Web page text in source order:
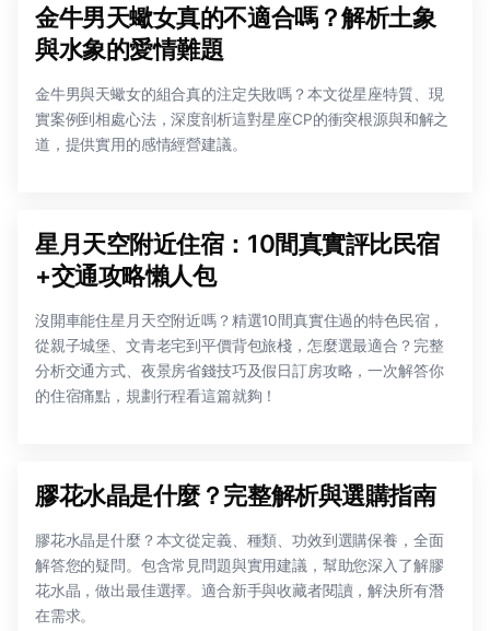
金牛男天蠍女真的不適合嗎？解析土象
與水象的愛情難題
金牛男與天蠍女的組合真的注定失敗嗎？本文從星座特質、現
實案例到相處心法，深度剖析這對星座CP的衝突根源與和解之
道，提供實用的感情經營建議。
星月天空附近住宿：10間真實評比民宿
+交通攻略懶人包
沒開車能住星月天空附近嗎？精選10間真實住過的特色民宿，
從親子城堡、文青老宅到平價背包旅棧，怎麼選最適合？完整
分析交通方式、夜景房省錢技巧及假日訂房攻略，一次解答你
的住宿痛點，規劃行程看這篇就夠！
膠花水晶是什麼？完整解析與選購指南
膠花水晶是什麼？本文從定義、種類、功效到選購保養，全面
解答您的疑問。包含常見問題與實用建議，幫助您深入了解膠
花水晶，做出最佳選擇。適合新手與收藏者閱讀，解決所有潛
在需求。